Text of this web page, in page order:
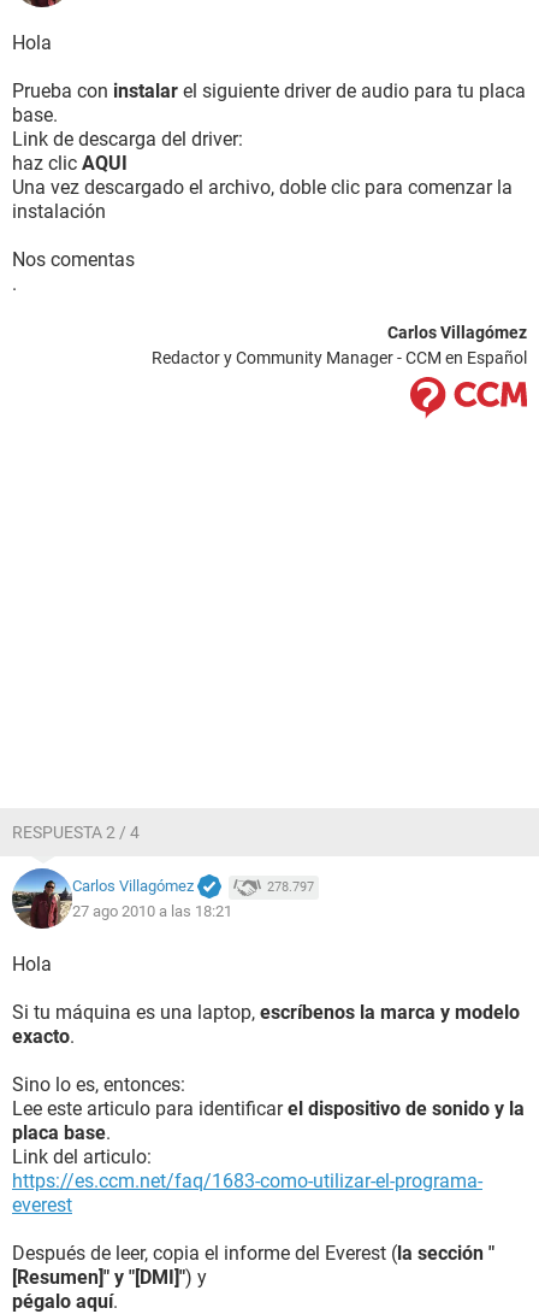
Hola
Prueba con instalar el siguiente driver de audio para tu placa
base.
Link de descarga del driver:
haz clic AQUI
Una vez descargado el archivo, doble clic para comenzar la
instalación
Nos comentas
.
Carlos Villagómez
Redactor y Community Manager - CCM en Español
RESPUESTA 2 / 4
Carlos Villagómez 278.797
27 ago 2010 a las 18:21
Hola
Si tu máquina es una laptop, escríbenos la marca y modelo
exacto.
Sino lo es, entonces:
Lee este articulo para identificarel dispositivo de sonido y la
placa base.
Link del articulo:
https://es.ccm.net/faq/1683-como-utilizar-el-programa-
everest
Después de leer, copia el informe del Everest (la sección "
[Resumen]" y "[DMI]") y
pégalo aquí.